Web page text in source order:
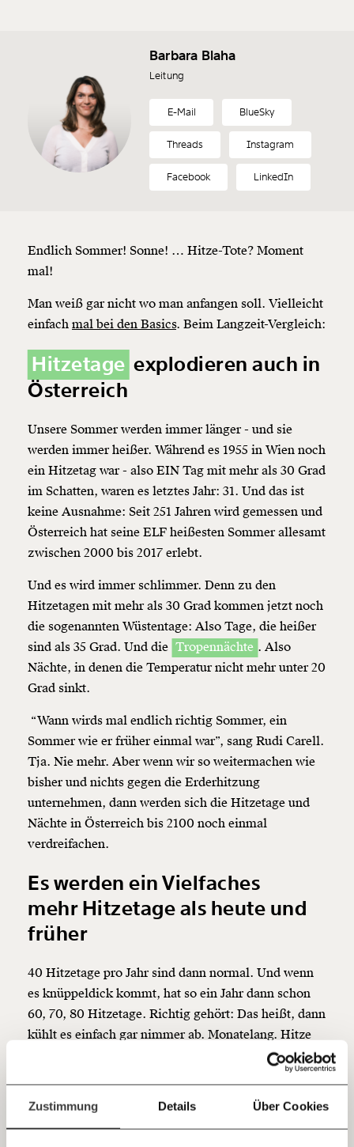
Zustimmung Details Über Cookies
Veränderung
beginnt mit Dir!
Fördermitglied
und wir können gemeinsam
unsere Wirtschaft so gestalten, dass sie für alle
funktioniert. Unsere Recherchen sind für alle frei im
Netz. Unabhängig und werbefrei. Und das wird auch
so bleiben. Kämpf’ mit uns für den Fortschritt und
Du überweist lieber direkt?
Hier unsere IBAN: AT34 4300 0498 0007 6017
Kontoinhaber: Momentum Institut - Verein für
sozialen Fortschritt
Jetzt
einfach
teilen.
Barbara Blaha
Leitung
E-Mail BlueSky
Threads Instagram
Facebook LinkedIn
Endlich Sommer! Sonne! … Hitze-Tote? Moment
mal!
Man weiß gar nicht wo man anfangen soll. Vielleicht
einfach mal bei den Basics. Beim Langzeit-Vergleich:
Hitzetage explodieren auch in
Österreich
Unsere Sommer werden immer länger - und sie
werden immer heißer. Während es 1955 in Wien noch
ein Hitzetag war - also EIN Tag mit mehr als 30 Grad
im Schatten, waren es letztes Jahr: 31. Und das ist
keine Ausnahme: Seit 251 Jahren wird gemessen und
Österreich hat seine ELF heißesten Sommer allesamt
zwischen 2000 bis 2017 erlebt.
Und es wird immer schlimmer. Denn zu den
Hitzetagen mit mehr als 30 Grad kommen jetzt noch
die sogenannten Wüstentage: Also Tage, die heißer
sind als 35 Grad. Und die Tropennächte . Also
Nächte, in denen die Temperatur nicht mehr unter 20
Grad sinkt.
“Wann wirds mal endlich richtig Sommer, ein
Sommer wie er früher einmal war”, sang Rudi Carell.
Tja. Nie mehr. Aber wenn wir so weitermachen wie
bisher und nichts gegen die Erderhitzung
unternehmen, dann werden sich die Hitzetage und
Nächte in Österreich bis 2100 noch einmal
verdreifachen.
Es werden ein Vielfaches
mehrHitzetageals heute und
früher
40 Hitzetage pro Jahr sind dann normal. Und wenn
es knüppeldick kommt, hat so ein Jahr dann schon
60, 70, 80 Hitzetage. Richtig gehört: Das heißt, dann
kühlt es einfach gar nimmer ab. Monatelang. Hitze
wird in Europa unser größtes Problem. Deutlich
mehr Menschen werden durch Hitzewellen sterben
als durch andere Wetterextreme wie Stürme oder
Hochwasser.